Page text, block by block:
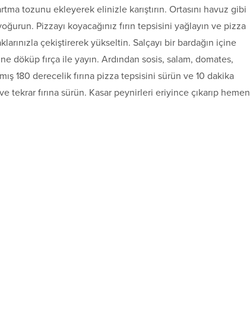
tozunu ekleyerek elinizle karıştırın. Ortasını havuz gibi
Pizzayı koyacağınız fırın tepsisini yağlayın ve pizza
çekiştirerek yükseltin. Salçayı bir bardağın içine
döküp fırça ile yayın. Ardından sosis, salam, domates,
180 derecelik fırına pizza tepsisini sürün ve 10 dakika
tekrar fırına sürün. Kasar peynirleri eriyince çıkarıp hemen